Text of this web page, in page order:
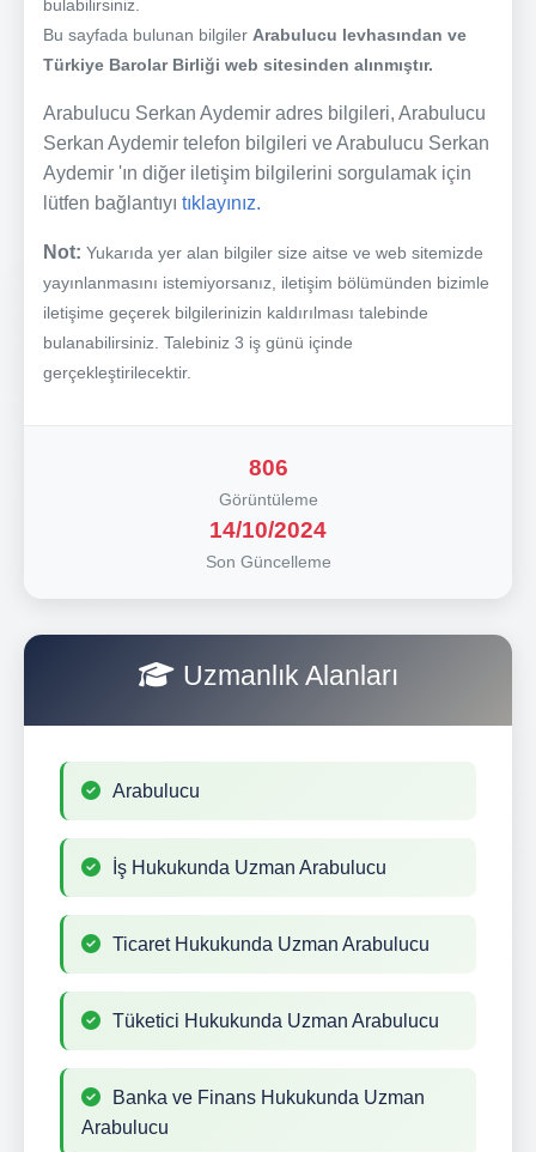
bulabilirsiniz.
Bu sayfada bulunan bilgiler Arabulucu levhasından ve
Türkiye Barolar Birliği web sitesinden alınmıştır.
Arabulucu Serkan Aydemir adres bilgileri, Arabulucu
Serkan Aydemir telefon bilgileri ve Arabulucu Serkan
Aydemir 'ın diğer iletişim bilgilerini sorgulamak için
lütfen bağlantıyı tıklayınız.
Not: Yukarıda yer alan bilgiler size aitse ve web sitemizde
yayınlanmasını istemiyorsanız, iletişim bölümünden bizimle
iletişime geçerek bilgilerinizin kaldırılması talebinde
bulanabilirsiniz. Talebiniz 3 iş günü içinde
gerçekleştirilecektir.
806
Görüntüleme
14/10/2024
Son Güncelleme
Uzmanlık Alanları
Arabulucu
İş Hukukunda Uzman Arabulucu
Ticaret Hukukunda Uzman Arabulucu
Tüketici Hukukunda Uzman Arabulucu
Banka ve Finans Hukukunda Uzman
Arabulucu